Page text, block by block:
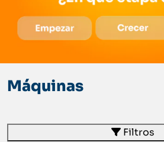
Máquinas
Filtros